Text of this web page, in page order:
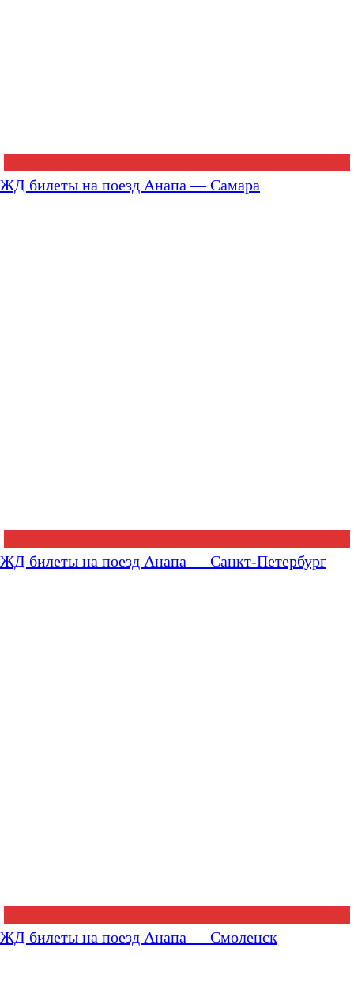
ЖД билеты на поезд Анапа — Самара
ЖД билеты на поезд Анапа — Санкт-Петербург
ЖД билеты на поезд Анапа — Смоленск